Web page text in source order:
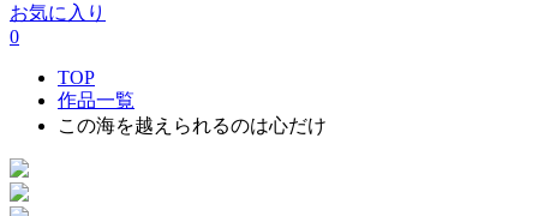
お気に入り
0
TOP
作品一覧
この海を越えられるのは心だけ